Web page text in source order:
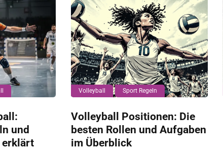
und
erklärt
Volleyball Sport Regeln
Volleyball Positionen: Die
besten Rollen und Aufgaben
im Überblick